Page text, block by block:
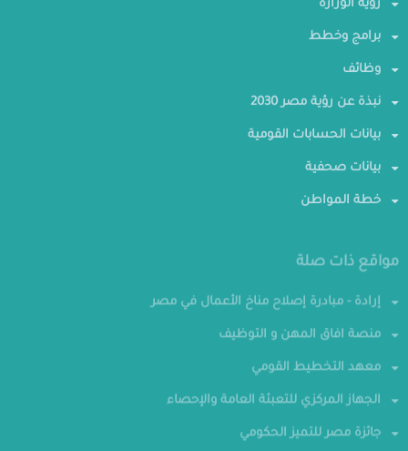
رؤية الوزارة
برامج وخطط
وظائف
نبذة عن رؤية مصر 2030
بيانات الحسابات القومية
بيانات صحفية
خطة المواطن
مواقع ذات صلة
إرادة - مبادرة إصلاح مناخ الأعمال في مصر
منصة افاق المهن و التوظيف
معهد التخطيط القومي
الجهاز المركزي للتعبئة العامة والإحصاء
جائزة مصر للتميز الحكومي